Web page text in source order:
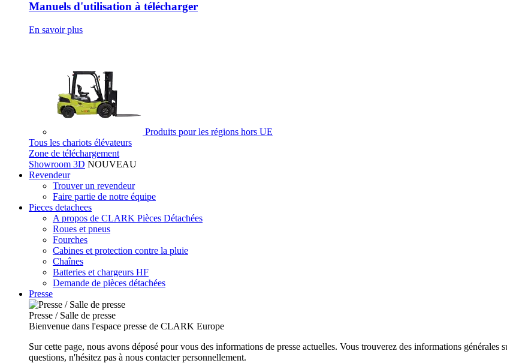
Manuels d'utilisation à télécharger
En savoir plus
Produits pour les régions hors UE
Tous les chariots élévateurs
Zone de téléchargement
Showroom 3D NOUVEAU
Revendeur
Trouver un revendeur
Faire partie de notre équipe
Pieces detachees
A propos de CLARK Pièces Détachées
Roues et pneus
Fourches
Cabines et protection contre la pluie
Chaînes
Batteries et chargeurs HF
Demande de pièces détachées
Presse
Presse / Salle de presse
Bienvenue dans l'espace presse de CLARK Europe
Sur cette page, nous avons déposé pour vous des informations de presse actuelles. Vous trouverez des informations
questions, n'hésitez pas à nous contacter personnellement.